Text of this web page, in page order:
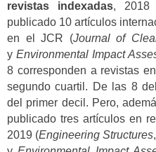
revistas indexadas, 2018
publicado 10 artículos
en el JCR (Journal of
y Environmental Impact
8 corresponden a revistas
segundo cuartil. De las 8
del primer decil. Pero,
publicado tres artículos en
2019 (Engineering Structures,